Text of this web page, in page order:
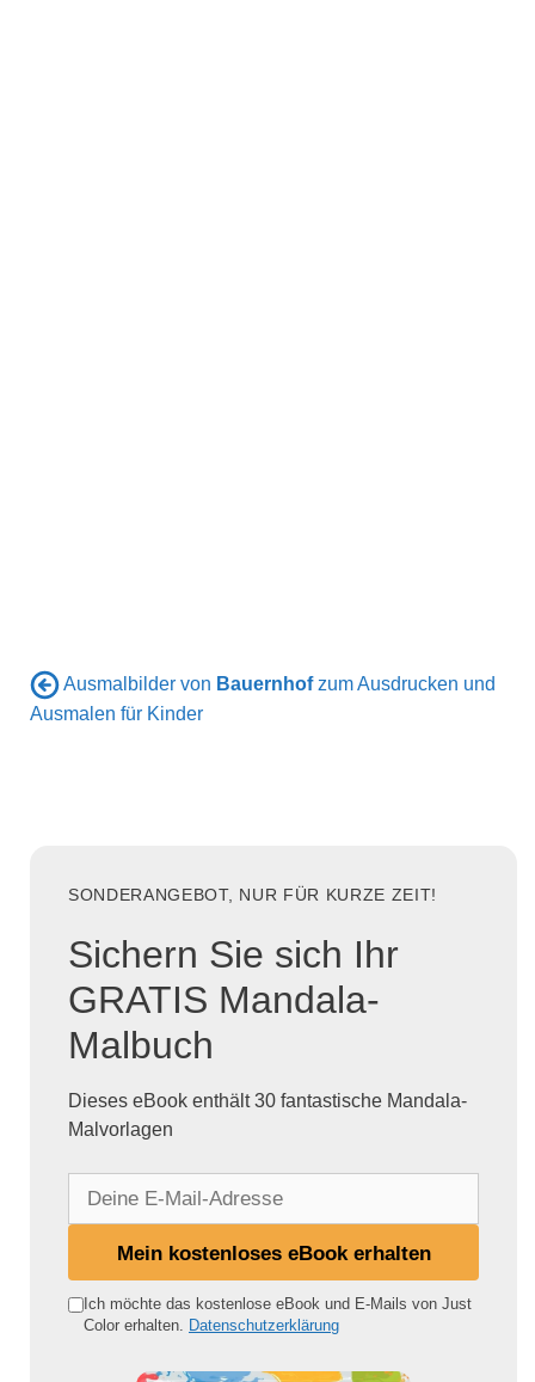
Ausmalbilder von Bauernhofzum Ausdrucken und
Ausmalen für Kinder
SONDERANGEBOT, NUR FÜR KURZE ZEIT!
Sichern Sie sich Ihr
GRATIS Mandala-
Malbuch
Dieses eBook enthält 30 fantastische Mandala-
Malvorlagen
e
Mein kostenloses eBook erhalten
Ich möchte das kostenlose eBook und E-Mails von Just
Color erhalten.
Datenschutzerklärung